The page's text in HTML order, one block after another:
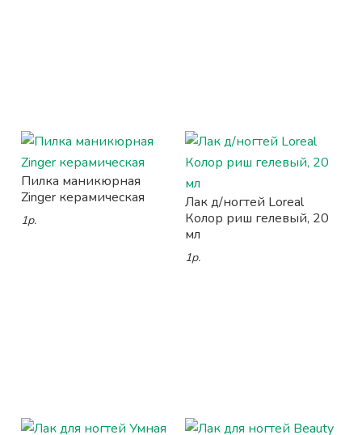
Пилка маникюрная
Zinger керамическая
1р.
Лак д/ногтей Loreal
Колор риш гелевый, 20
мл
1р.